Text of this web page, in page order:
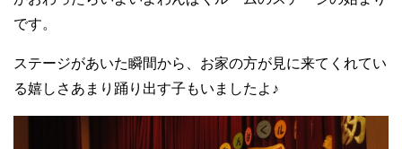
です。
ステージがあいた瞬間から、お家の方が見に来てくれてい
る嬉しさあまり踊り出す子もいましたよ♪